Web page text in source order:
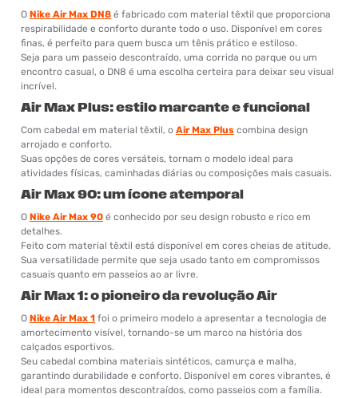
O Nike Air Max DN8 é fabricado com material têxtil que proporciona
respirabilidade e conforto durante todo o uso. Disponível em cores
finas, é perfeito para quem busca um tênis prático e estiloso.
Seja para um passeio descontraído, uma corrida no parque ou um
encontro casual, o DN8 é uma escolha certeira para deixar seu visual
incrível.
Air Max Plus: estilo marcante e funcional
Com cabedal em material têxtil, o Air Max Plus combina design
arrojado e conforto.
Suas opções de cores versáteis, tornam o modelo ideal para
atividades físicas, caminhadas diárias ou composições mais casuais.
Air Max 90: um ícone atemporal
O Nike Air Max 90 é conhecido por seu design robusto e rico em
detalhes.
Feito com material têxtil está disponível em cores cheias de atitude.
Sua versatilidade permite que seja usado tanto em compromissos
casuais quanto em passeios ao ar livre.
Air Max 1: o pioneiro da revolução Air
O Nike Air Max 1 foi o primeiro modelo a apresentar a tecnologia de
amortecimento visível, tornando-se um marco na história dos
calçados esportivos.
Seu cabedal combina materiais sintéticos, camurça e malha,
garantindo durabilidade e conforto. Disponível em cores vibrantes, é
ideal para momentos descontraídos, como passeios com a família.